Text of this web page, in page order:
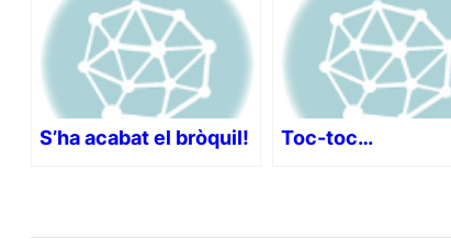
S’ha acabat el bròquil! Toc-toc…